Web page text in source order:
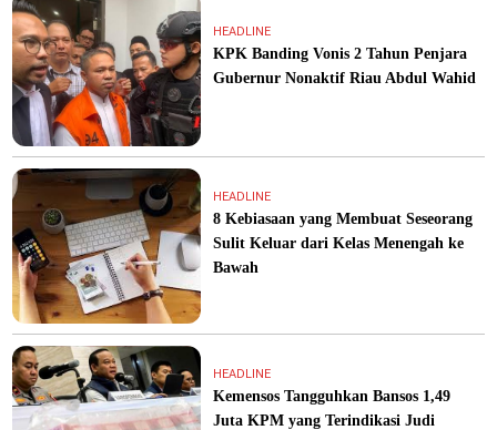
HEADLINE
KPK Banding Vonis 2 Tahun Penjara
Gubernur Nonaktif Riau Abdul Wahid
HEADLINE
8 Kebiasaan yang Membuat Seseorang
Sulit Keluar dari Kelas Menengah ke
Bawah
HEADLINE
Kemensos Tangguhkan Bansos 1,49
Juta KPM yang Terindikasi Judi